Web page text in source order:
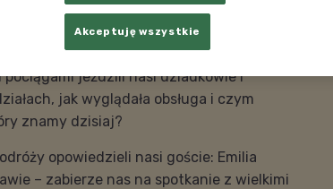
Foto: Shutterstock
się w czasie i sprawdzimy, jak dawniej
pociągami jeździli nasi dziadkowie i
jak wyglądała obsługa i czym
znamy dzisiaj?
opowiedzieli nasi goście: Emilia
– zabierze nas na spotkanie z wielkimi
Akceptuję wszystkie